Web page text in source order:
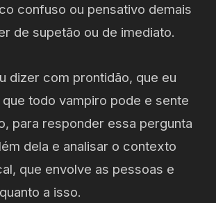
confuso ou pensativo demais
de supetão ou de imediato.
dizer com prontidão, que eu
todo vampiro pode e sente
para responder essa pergunta
dela e analisar o contexto
que envolve as pessoas e
a isso.